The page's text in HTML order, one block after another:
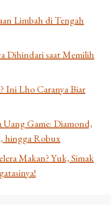
Limbah di Tengah
Dihindari saat Memilih
Ini Lho Caranya Biar
Game: Diamond,
hingga Robux
Makan? Yuk, Simak